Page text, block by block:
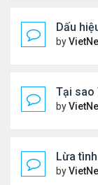
Dấu
by
Tại sao
by
Lừa
by